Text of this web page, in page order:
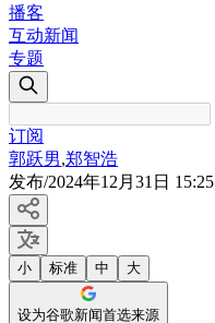
播客
互动新闻
专题
订阅
郭跃男,郑智浩
发布/2024年12月31日 15:25
小 标准 中 大
设为谷歌新闻首选来源